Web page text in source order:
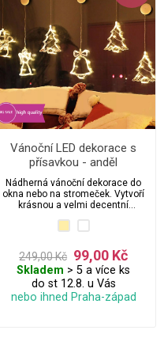
Vánoční LED dekorace s
přísavkou - anděl
Nádherná vánoční dekorace do
okna nebo na stromeček. Vytvoří
krásnou a velmi decentní
249,00 Kč 99,00 Kč
Skladem > 5 a více ks
do st 12.8. u Vás
nebo ihned Praha-západ